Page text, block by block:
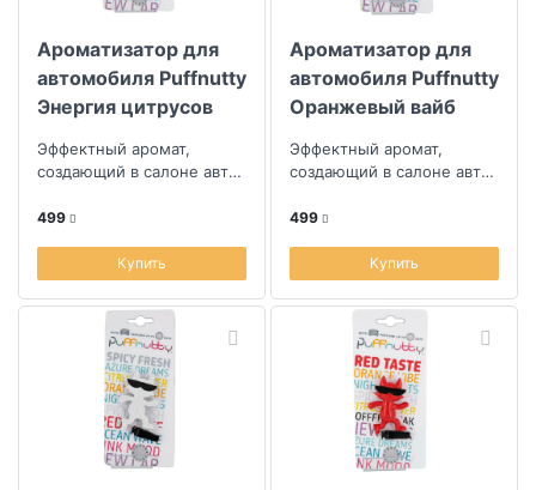
Ароматизатор для
автомобиля Puffnutty
Энергия цитрусов
Эффектный аромат,
создающий в салоне авто
499
Купить
Ароматизатор для
автомобиля Puffnutty
Оранжевый вайб
Эффектный аромат,
создающий в салоне авто
499
Купить